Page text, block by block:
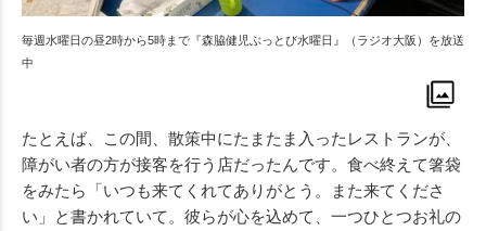
毎週水曜日の昼2時から5時まで『森脇健児ぶっとび水曜日』（ラジオ大阪）を放送
中
たとえば、この間、散策中にたまたま入ったレストランが、
障がい者の方が接客を行う店だったんです。食べ終えて箸袋
をみたら「いつも来てくれてありがとう。また来てくださ
い」と書かれていて。彼らが心を込めて、一つひとつお礼の